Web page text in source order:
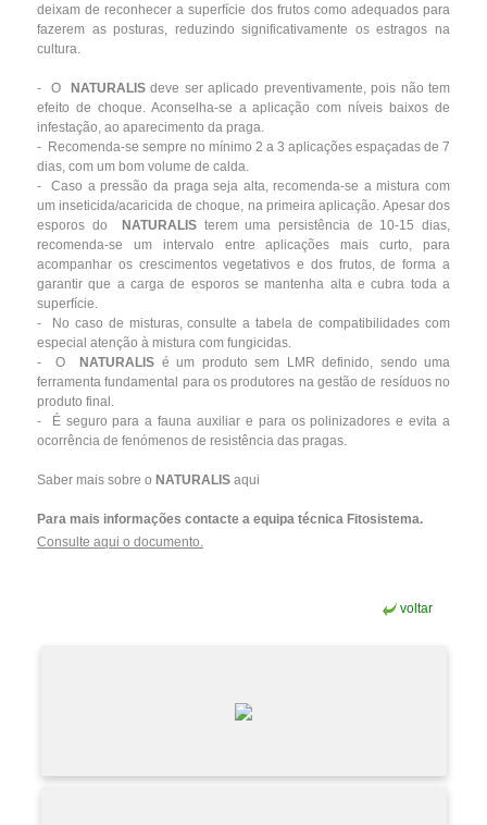
deixam de reconhecer a superfície dos frutos como adequados para
fazerem as posturas, reduzindo significativamente os estragos na
cultura.
- O NATURALISdeve ser aplicado preventivamente, pois não tem
efeito de choque. Aconselha-se a aplicação com níveis baixos de
infestação, ao aparecimento da praga.
- Recomenda-se sempre no mínimo 2 a 3 aplicações espaçadas de 7
dias, com um bom volume de calda.
- Caso a pressão da praga seja alta, recomenda-se a mistura com
um inseticida/acaricida de choque, na primeira aplicação. Apesar dos
esporos do
NATURALIS terem uma persistência de 10-15 dias,
recomenda-se um intervalo entre aplicações mais curto, para
acompanhar os crescimentos vegetativos e dos frutos, de forma a
garantir que a carga de esporos se mantenha alta e cubra toda a
superfície.
- No caso de misturas, consulte a tabela de compatibilidades com
especial atenção à mistura com fungicidas.
- O
NATURALIS é um produto sem LMR definido, sendo uma
ferramenta fundamental para os produtores na gestão de resíduos no
produto final.
- É seguro para a fauna auxiliar e para os polinizadores e evita a
ocorrência de fenómenos de resistência das pragas.
Saber mais sobre o NATURALIS aqui
Para mais informações contacte a equipa técnica Fitosistema.
Consulte aqui o documento.
voltar